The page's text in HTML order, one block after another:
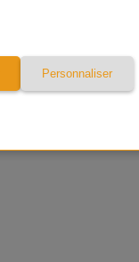
astuce N°1 à
Personnaliser